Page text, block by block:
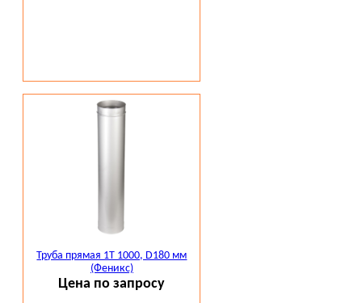
Труба прямая 1Т 1000, D180 мм
(Феникс)
Цена по запросу